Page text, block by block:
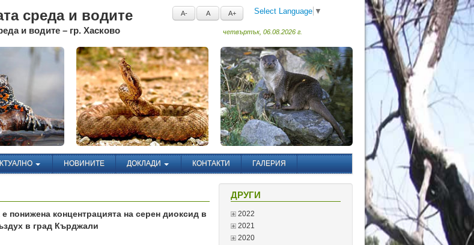
среда и водите
и водите – гр. Хасково
Select Language ▼
A- A A+
четвъртък, 06.08.2026 г.
НОВИНИТЕ ДОКЛАДИ КОНТАКТИ ГАЛЕРИЯ
ДРУГИ
2022
2021
2020
понижена концентрацията на серен диоксид в
в град Кърджали